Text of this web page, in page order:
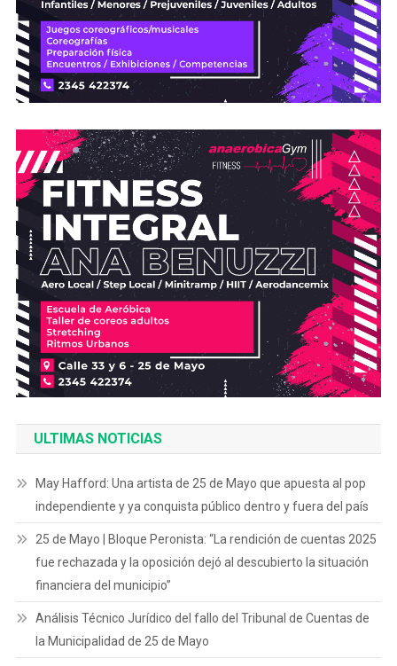
ULTIMAS NOTICIAS
May Hafford: Una artista de 25 de Mayo que apuesta al pop
independiente y ya conquista público dentro y fuera del país
25 de Mayo | Bloque Peronista: “La rendición de cuentas 2025
fue rechazada y la oposición dejó al descubierto la situación
financiera del municipio”
Análisis Técnico Jurídico del fallo del Tribunal de Cuentas de
la Municipalidad de 25 de Mayo